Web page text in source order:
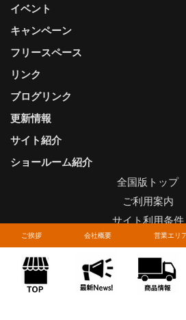
ご挨拶 会社概要 営業エリ
更新情報
サイト紹介
ショールーム紹介
イベント
キャンペーン
フリースペース
リンク
ブログリンク
全国版トップ
ご利用案内
サイト利用条件
プライバシーポリシ
関連リンク
お問い合わせについ